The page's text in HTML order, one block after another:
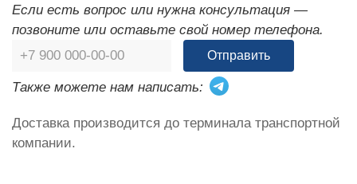
Если есть вопрос или нужна консультация —
позвоните или оставьте свой номер телефона.
Отправить
Также можете нам написать:
Доставка производится до терминала транспортной
компании.